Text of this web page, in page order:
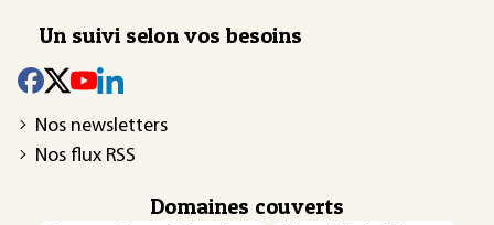
Un suivi selon vos besoins
Nos newsletters
Nos flux RSS
Domaines couverts